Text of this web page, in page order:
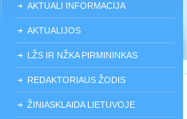
AKTUALI INFORMACIJA
AKTUALIJOS
LŽS IR NŽKA PIRMININKAS
REDAKTORIAUS ŽODIS
ŽINIASKLAIDA LIETUVOJE